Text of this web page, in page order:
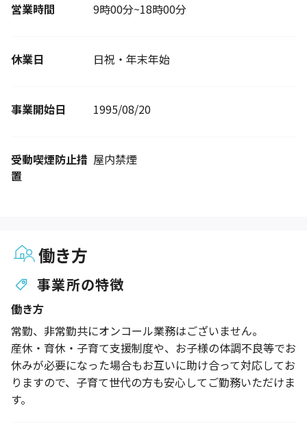
営業時間 9時00分~18時00分
休業日 日祝・年末年始
事業開始日 1995/08/20
受動喫煙防止措
置
屋内禁煙
働き方
事業所の特徴
働き方
常勤、非常勤共にオンコール業務はございません。
産休・育休・子育て支援制度や、お子様の体調不良等でお
休みが必要になった場合もお互いに助け合って対応してお
りますので、子育て世代の方も安心してご勤務いただけま
す。